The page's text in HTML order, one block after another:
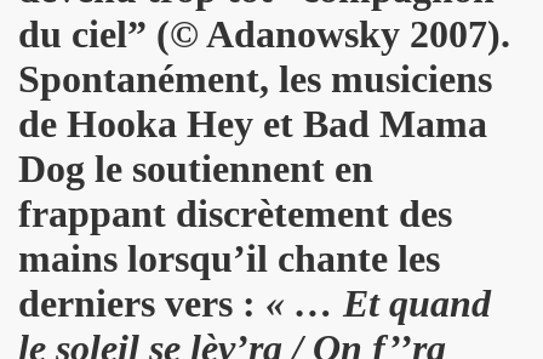
du ciel” (© Adanowsky 2007).
Spontanément, les musiciens
de Hooka Hey et Bad Mama
Dog le soutiennent en
frappant discrètement des
mains lorsqu’il chante les
derniers vers : « … Et quand
le soleil se lèv’ra / On f’’ra
BARDOT" le 16 mai 2009 a L'ARCHIPEL a Paris.
et JACQUES DUVALL les 18 et 19 avril 2009 aux
le 17 avril 2009 au GLOBO a PARIS.
le 11 octobre 2008.
7 octobre 2008.
MONDE" au Forum de Liege (27 septembre 2008).